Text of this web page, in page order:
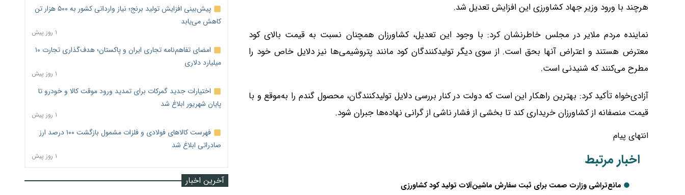
هرچند با ورود وزیر جهاد کشاورزی این افزایش تعدیل شد.
نماینده مردم ملایر در مجلس خاطرنشان کرد: با وجود این تعدیل، کشاورزان همچنان نسبت به قیمت بالای کود
معترض هستند و اعتراض آنها بحق است. از سوی دیگر تولیدکنندگان کود مانند پتروشیمی‌ها نیز دلایل خاص خود را
مطرح می‌کنند که شنیدنی است.
آزادی‌خواه تأکید کرد: بهترین راهکار این است که دولت در کنار بررسی دلایل تولیدکنندگان، محصول گندم را به‌موقع و با
قیمت منصفانه از کشاورزان خریداری کند تا بخشی از فشار ناشی از گرانی نهاده‌ها جبران شود.
انتهای پیام
اخبار مرتبط
مانع‌تراشی وزارت صمت برای ثبت سفارش ماشین‌آلات تولید کود کشاورزی
پیش‌بینی افزایش تولید برنج؛ نیاز وارداتی کشور به ۵۰۰ هزار تن
کاهش می‌یابد
۱ روز پیش
امضای تفاهم‌نامه تجاری ایران و پاکستان؛ هدف‌گذاری تجارت ۱۰
میلیارد دلاری
۱ روز پیش
اختیارات جدید گمرکات برای تمدید ورود موقت کالا و خودرو تا
پایان شهریور ابلاغ شد
۱ روز پیش
فهرست کالاهای فولادی و فلزات مشمول بازگشت ۱۰۰ درصد ارز
صادراتی ابلاغ شد
۱ روز پیش
آخرین اخبار